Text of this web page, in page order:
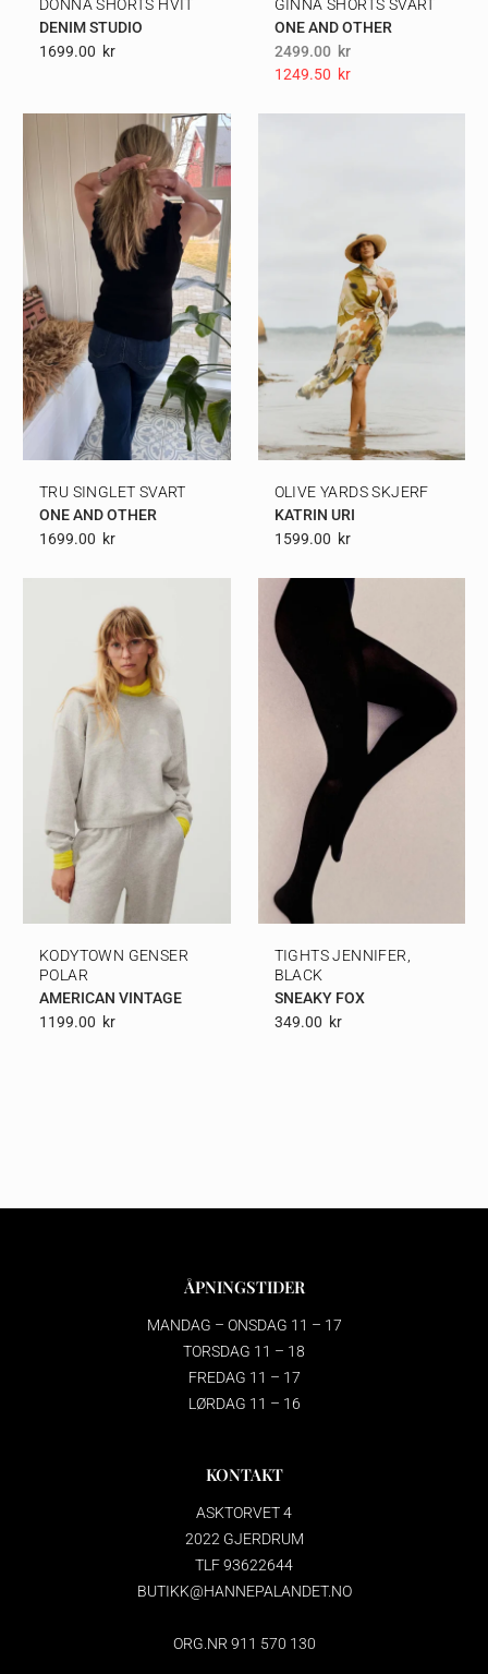
DONNA SHORTS HVIT
DENIM STUDIO
1699.00 Kr
GINNA SHORTS SVART
ONE AND OTHER
2499.00 kr
1249.50 Kr
TRU SINGLET SVART
ONE AND OTHER
1699.00 Kr
OLIVE YARDS SKJERF
KATRIN URI
1599.00 Kr
KODYTOWN GENSER
POLAR
AMERICAN VINTAGE
1199.00 Kr
TIGHTS JENNIFER,
BLACK
SNEAKY FOX
349.00 Kr
ÅPNINGSTIDER
MANDAG – ONSDAG 11 – 17
TORSDAG 11 – 18
FREDAG 11 – 17
LØRDAG 11 – 16
KONTAKT
ASKTORVET 4
2022 GJERDRUM
TLF 93622644
BUTIKK@HANNEPALANDET.NO
ORG.NR 911 570 130